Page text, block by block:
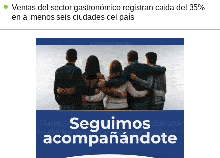
Ventas del sector gastronómico registran caída del 35%
en al menos seis ciudades del país